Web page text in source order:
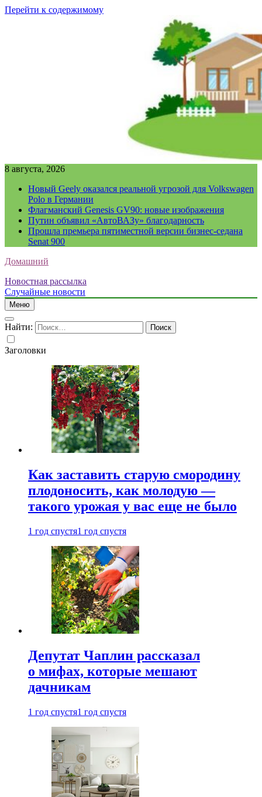
Перейти к содержимому
8 августа, 2026
Новый Geely оказался реальной угрозой для Volkswagen
Polo в Германии
Флагманский Genesis GV90: новые изображения
Путин объявил «АвтоВАЗу» благодарность
Прошла премьера пятиместной версии бизнес-седана
Senat 900
Домашний
Новостная рассылка
Случайные новости
Меню
Найти:
Заголовки
Как заставить старую смородину
плодоносить, как молодую —
такого урожая у вас еще не было
1 год спустя1 год спустя
Депутат Чаплин рассказал
о мифах, которые мешают
дачникам
1 год спустя1 год спустя